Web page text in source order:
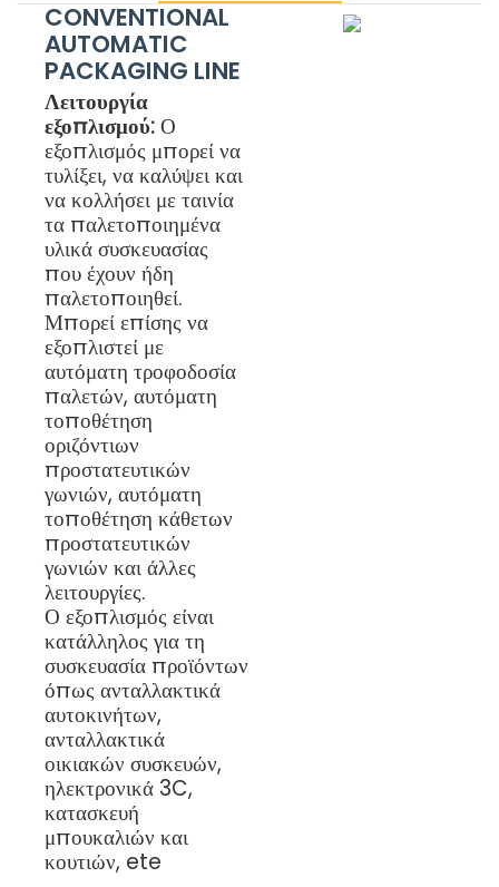
CONVENTIONAL
AUTOMATIC
PACKAGING LINE
Λειτουργία
εξοπλισμού:Ο
εξοπλισμός μπορεί να
τυλίξει, να καλύψει και
να κολλήσει με ταινία
τα παλετοποιημένα
υλικά συσκευασίας
που έχουν ήδη
παλετοποιηθεί.
Μπορεί επίσης να
εξοπλιστεί με
αυτόματη τροφοδοσία
παλετών, αυτόματη
τοποθέτηση
οριζόντιων
προστατευτικών
γωνιών, αυτόματη
τοποθέτηση κάθετων
προστατευτικών
γωνιών και άλλες
λειτουργίες.
Ο εξοπλισμός είναι
κατάλληλος για τη
συσκευασία προϊόντων
όπως ανταλλακτικά
αυτοκινήτων,
ανταλλακτικά
οικιακών συσκευών,
ηλεκτρονικά 3C,
κατασκευή
μπουκαλιών και
κουτιών, ete